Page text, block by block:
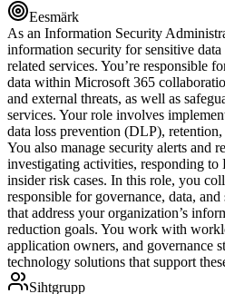
Eesmärk
As an Information Security
information security for sensitive
related services. You’re responsible
data within Microsoft 365
and external threats, as well as
services. Your role involves
data loss prevention (DLP),
You also manage security alerts and
investigating activities, responding to
insider risk cases. In this role, you
responsible for governance, data,
that address your organization’s
reduction goals. You work with
application owners, and governance
technology solutions that support
Sihtgrupp